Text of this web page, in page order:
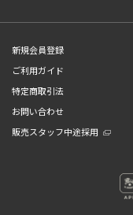
新規会員登録
ご利用ガイド
特定商取引法
お問い合わせ
販売スタッフ中途採用